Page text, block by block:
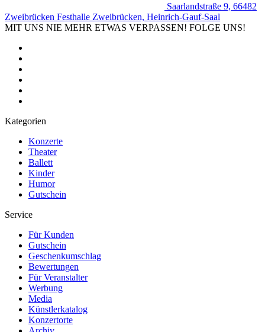
Saarlandstraße 9, 66482
Zweibrücken Festhalle Zweibrücken, Heinrich-Gauf-Saal
MIT UNS NIE MEHR ETWAS VERPASSEN! FOLGE UNS!
Kategorien
Konzerte
Theater
Ballett
Kinder
Humor
Gutschein
Service
Für Kunden
Gutschein
Geschenkumschlag
Bewertungen
Für Veranstalter
Werbung
Media
Künstlerkatalog
Konzertorte